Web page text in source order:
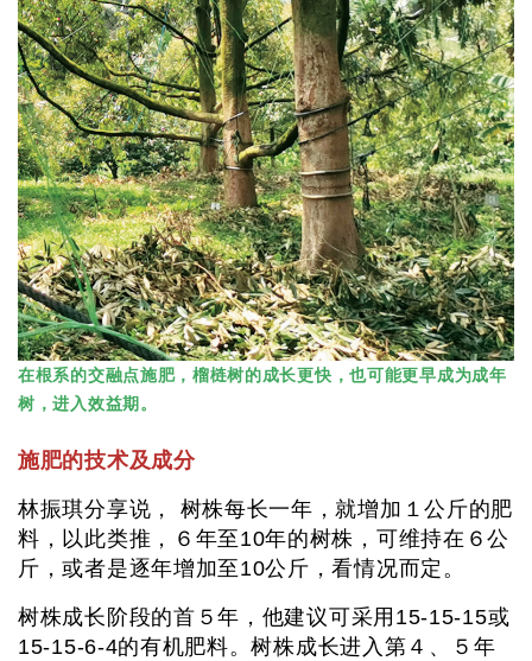
在根系的交融点施肥，榴梿树的成长更快，也可能更早成为成年
树，进入效益期。
施肥的技术及成分
林振琪分享说， 树株每长一年，就增加１公斤的肥
料，以此类推，６年至10年的树株，可维持在６公
斤，或者是逐年增加至10公斤，看情况而定。
树株成长阶段的首５年，他建议可采用15-15-15或
15-15-6-4的有机肥料。树株成长进入第４、５年